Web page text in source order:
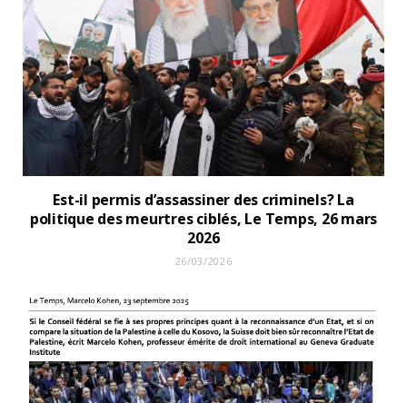
Est-il permis d’assassiner des criminels? La
politique des meurtres ciblés, Le Temps, 26 mars
2026
26/03/2026